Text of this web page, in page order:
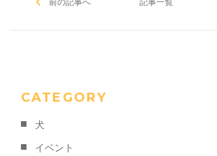
o
CATEGORY
犬
イベント